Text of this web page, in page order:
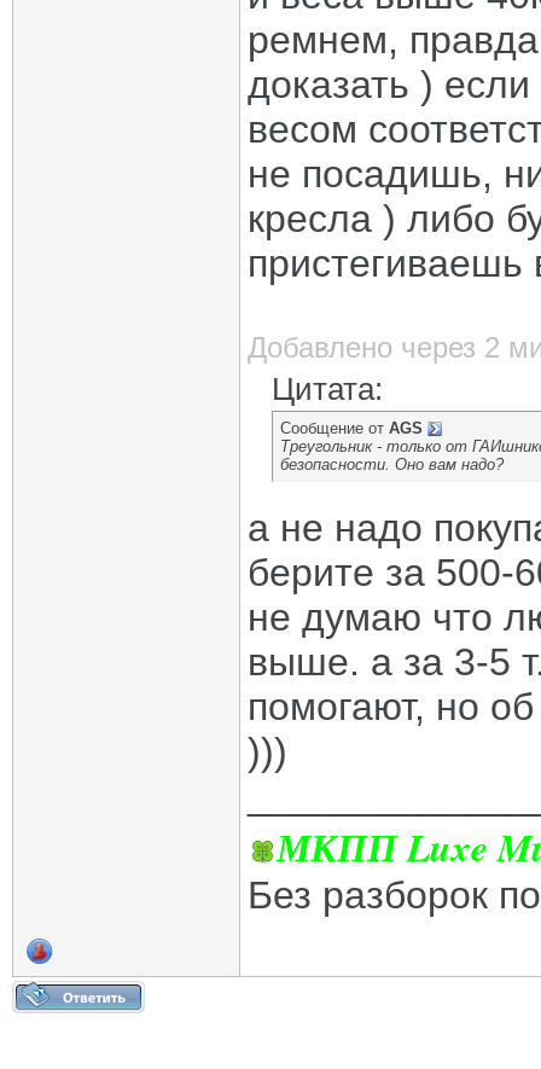
ремнем,
доказать )
весом
не посадишь,
кресла ) либо
Добавлено через 2
Цитата:
Сообщение от AGS
Треугольник - только от
безопасности. Оно вам надо?
а не надо
берите за 500-
не думаю что
выше. а за 3-5
помогают, но
)))
МКПП Luxe
Без разборок